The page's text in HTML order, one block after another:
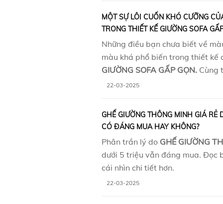
MỘT SỰ LÔI CUỐN KHÓ CƯỠNG
TRONG THIẾT KẾ GIƯỜNG SOFA
Những điều bạn chưa biết về
màu khá phổ biến trong thiết kế
GIƯỜNG SOFA GẤP GỌN. Cùng
22-03-2025
GHẾ GIƯỜNG THÔNG MINH GIÁ RẺ
CÓ ĐÁNG MUA HAY KHÔNG?
Phân trần lý do GHẾ GIƯỜNG
dưới 5 triệu vẫn đáng mua. Đọc
cái nhìn chi tiết hơn.
22-03-2025